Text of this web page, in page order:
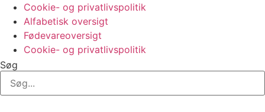
Cookie- og privatlivspolitik
Alfabetisk oversigt
Fødevareoversigt
Cookie- og privatlivspolitik
Søg